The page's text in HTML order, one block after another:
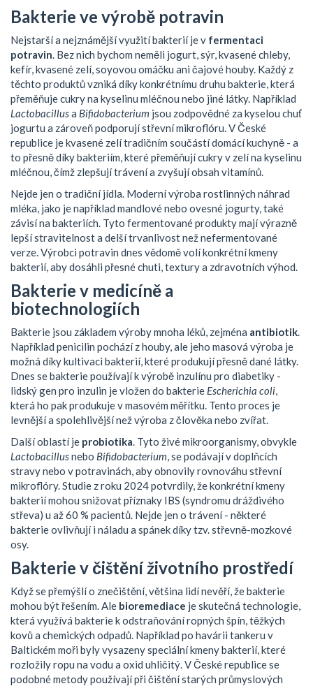
Bakterie ve výrobě potravin
Nejstarší a nejznámější využití bakterií je v fermentaci
potravin. Bez nich bychom neměli jogurt, sýr, kvasené chleby,
kefír, kvasené zelí, soyovou omáčku ani čajové houby. Každý z
těchto produktů vzniká díky konkrétnímu druhu bakterie, která
přeměňuje cukry na kyselinu mléčnou nebo jiné látky. Například
Lactobacillusa Bifidobacterium jsou zodpovědné za kyselou chuť
jogurtu a zároveň podporují střevní mikroflóru. V České
republice je kvasené zelí tradičním součástí domácí kuchyně - a
to přesně díky bakteriím, které přeměňují cukry v zelí na kyselinu
mléčnou, čímž zlepšují trávení a zvyšují obsah vitamínů.
Nejde jen o tradiční jídla. Moderní výroba rostlinných náhrad
mléka, jako je například mandlové nebo ovesné jogurty, také
závisí na bakteriích. Tyto fermentované produkty mají výrazně
lepší stravitelnost a delší trvanlivost než nefermentované
verze. Výrobci potravin dnes vědomě volí konkrétní kmeny
bakterií, aby dosáhli přesné chuti, textury a zdravotních výhod.
Bakterie v medicíně a
biotechnologiích
Bakterie jsou základem výroby mnoha léků, zejména antibiotik.
Například penicilin pochází z houby, ale jeho masová výroba je
možná díky kultivaci bakterií, které produkují přesně dané látky.
Dnes se bakterie používají k výrobě inzulínu pro diabetiky -
lidský gen pro inzulin je vložen do bakterie Escherichia coli,
která ho pak produkuje v masovém měřítku. Tento proces je
levnější a spolehlivější než výroba z člověka nebo zvířat.
Další oblastí je probiotika. Tyto živé mikroorganismy, obvykle
Lactobacillusnebo Bifidobacterium, se podávají v doplňcích
stravy nebo v potravinách, aby obnovily rovnováhu střevní
mikroflóry. Studie z roku 2024 potvrdily, že konkrétní kmeny
bakterií mohou snižovat příznaky IBS (syndromu dráždivého
střeva) u až 60 % pacientů. Nejde jen o trávení - některé
bakterie ovlivňují i náladu a spánek díky tzv. střevně-mozkové
osy.
Bakterie v čištění životního prostředí
Když se přemýšlí o znečištění, většina lidí nevěří, že bakterie
mohou být řešením. Ale bioremediace je skutečná technologie,
která využívá bakterie k odstraňování ropných špín, těžkých
kovů a chemických odpadů. Například po havárii tankeru v
Baltickém moři byly vysazeny speciální kmeny bakterií, které
rozložily ropu na vodu a oxid uhličitý. V České republice se
podobné metody používají při čištění starých průmyslových